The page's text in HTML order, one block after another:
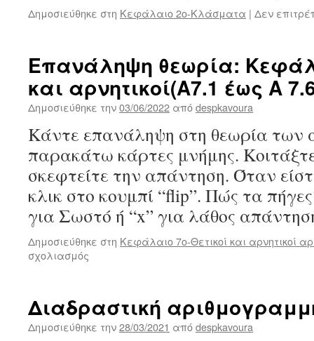
Δημοσιεύθηκε στη Κεφάλαιο 2ο-Κλάσματα | Δεν
Επανάληψη θεωρία:
και αρνητικοί(Α7.1 έως Α
Δημοσιεύθηκε την03/06/2022 απόdespkavoura
Κάντε επανάληψη στη θεωρία των
παρακάτω κάρτες μνήμης.
σκεφτείτε την απάντηση. Όταν
κλικ στο κουμπί “flip”. Πώς τα
για Σωστό ή “x” για λάθος
Δημοσιεύθηκε στη Κεφάλαιο 7ο-Θετικοί και αρνητικοί
σχολιασμός
7ο-
Θετικοί
Διαδραστική
Δημοσιεύθηκε την28/03/2021 απόdespkavoura